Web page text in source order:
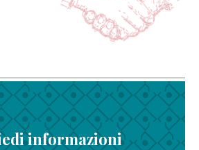
informazioni